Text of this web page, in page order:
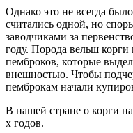
Однако это не всегда
считались одной, но
заводчиками за
году. Порода вельш корги
пемброков, которые
внешностью. Чтобы
пемброкам начали
В нашей стране о корги
х годов.